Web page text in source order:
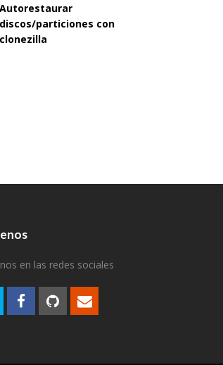
Autorestaurar
discos/particiones con
clonezilla
en las redes sociales